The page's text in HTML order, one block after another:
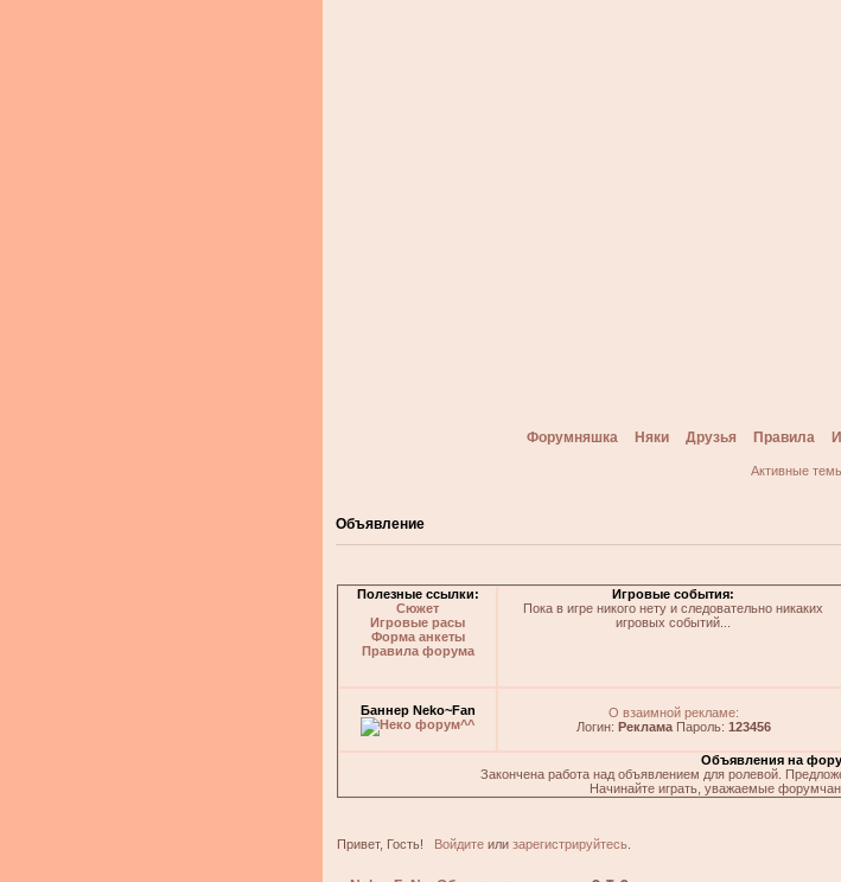
Форумняшка Няки Друзья Правила
Активные
Объявление
Полезные ссылки:
Сюжет
Игровые расы
Форма анкеты
Правила форума
Игровые события:
Пока в игре никого нету и следовательно никаких
игровых событий...
Баннер Neko~Fan
О взаимной рекламе:
Логин: РекламаПароль: 123456
Объявления на
Закончена работа над объявлением для ролевой.
Начинайте играть, уважаемые
Привет, Гость! Войдитеили зарегистрируйтесь.